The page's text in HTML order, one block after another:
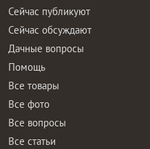
Сейчас публикуют
Сейчас обсуждают
Дачные вопросы
Помощь
Все товары
Все фото
Все вопросы
Все статьи